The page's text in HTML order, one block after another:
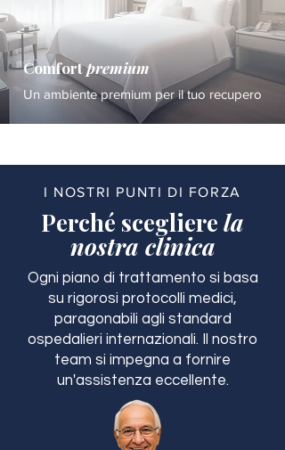
Comfortpremium
Un ambiente premium per il tuo recupero
I NOSTRI PUNTI DI FORZA
Perché scegliere la
nostra clinica
Ogni piano di trattamento si basa
su rigorosi protocolli medici,
paragonabili agli standard
ospedalieri internazionali. Il nostro
team si impegna a fornire
un'assistenza eccellente.